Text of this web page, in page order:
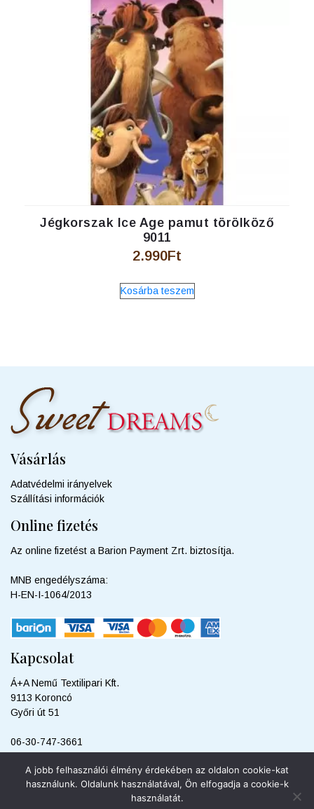
Jégkorszak Ice Age pamut törölköző
9011
2.990Ft
Kosárba teszem
Vásárlás
Adatvédelmi irányelvek
Szállítási információk
Online fizetés
Az online fizetést a Barion Payment Zrt. biztosítja.
MNB engedélyszáma:
H-EN-I-1064/2013
Kapcsolat
Á+A Nemű Textilipari Kft.
9113 Koroncó
Győri út 51
06-30-747-3661
A jobb felhasználói élmény érdekében az oldalon cookie-kat
használunk. Oldalunk használatával, Ön elfogadja a cookie-k
használatát.